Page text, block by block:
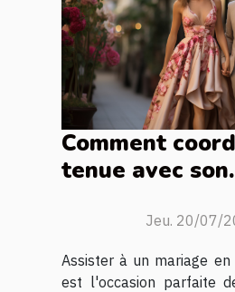
Comment
tenue avec son
mariage ?Jeu. 20/07/
Assister à un mariage
est l'occasion parfaite